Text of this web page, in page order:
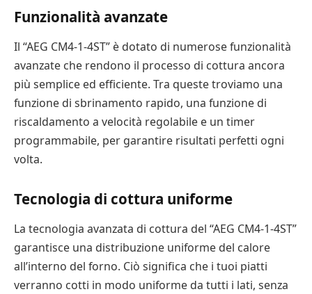
Funzionalità avanzate
Il “AEG CM4-1-4ST” è dotato di numerose funzionalità
avanzate che rendono il processo di cottura ancora
più semplice ed efficiente. Tra queste troviamo una
funzione di sbrinamento rapido, una funzione di
riscaldamento a velocità regolabile e un timer
programmabile, per garantire risultati perfetti ogni
volta.
Tecnologia di cottura uniforme
La tecnologia avanzata di cottura del “AEG CM4-1-4ST”
garantisce una distribuzione uniforme del calore
all’interno del forno. Ciò significa che i tuoi piatti
verranno cotti in modo uniforme da tutti i lati, senza